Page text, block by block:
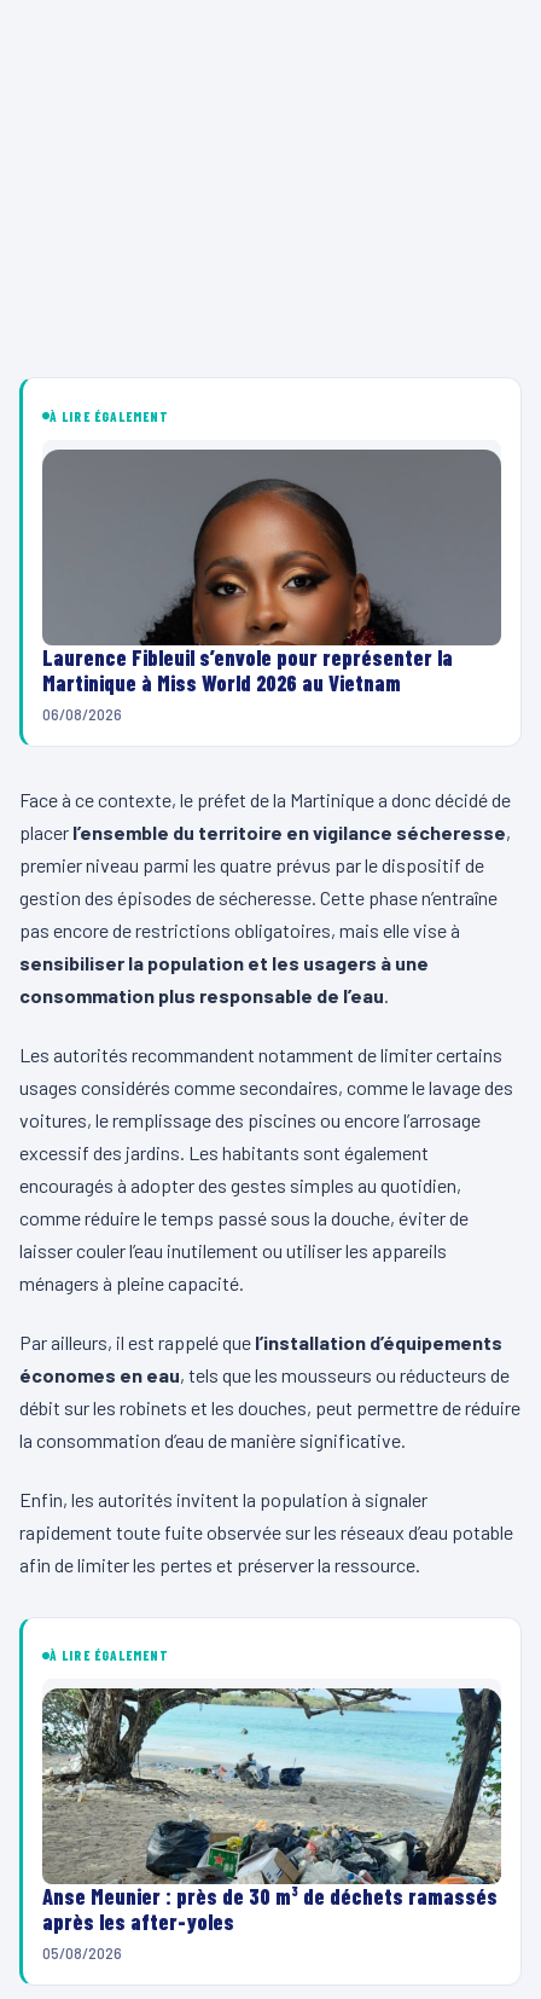
À LIRE ÉGALEMENT
Laurence Fibleuil s’envole pour représenter la
Martinique à Miss World 2026 au Vietnam
06/08/2026
Face à ce contexte, le préfet de la Martinique a donc décidé de
placer l’ensemble du territoire en vigilance sécheresse,
premier niveau parmi les quatre prévus par le dispositif de
gestion des épisodes de sécheresse. Cette phase n’entraîne
pas encore de restrictions obligatoires, mais elle vise à
sensibiliser la population et les usagers à une
consommation plus responsable de l’eau.
Les autorités recommandent notamment de limiter certains
usages considérés comme secondaires, comme le lavage des
voitures, le remplissage des piscines ou encore l’arrosage
excessif des jardins. Les habitants sont également
encouragés à adopter des gestes simples au quotidien,
comme réduire le temps passé sous la douche, éviter de
laisser couler l’eau inutilement ou utiliser les appareils
ménagers à pleine capacité.
Par ailleurs, il est rappelé que l’installation d’équipements
économes en eau, tels que les mousseurs ou réducteurs de
débit sur les robinets et les douches, peut permettre de réduire
la consommation d’eau de manière significative.
Enfin, les autorités invitent la population à signaler
rapidement toute fuite observée sur les réseaux d’eau potable
afin de limiter les pertes et préserver la ressource.
À LIRE ÉGALEMENT
Anse Meunier : près de 30 m³ de déchets ramassés
après les after-yoles
05/08/2026